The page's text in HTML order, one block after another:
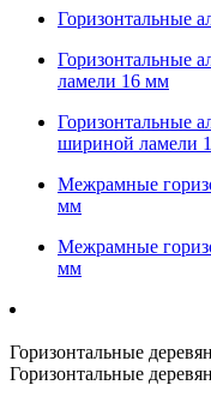
Горизонтальные
Горизонтальные
ламели 16 мм
Горизонтальные
шириной ламели
Межрамные
мм
Межрамные
мм
Горизонтальные
Горизонтальные